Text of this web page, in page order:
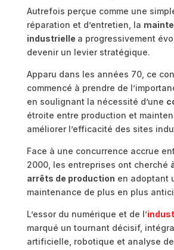
Autrefois perçue comme une
réparation et d’entretien, la
industrielle a progressivement
devenir un levier stratégique.
Apparu dans les années 70, ce
commencé à prendre de
en soulignant la nécessité d’une
étroite entre production et
améliorer l’efficacité des sites
Face à une concurrence accrue
2000, les entreprises ont cherché
arrêts de production en adoptant
maintenance de plus en plus
L’essor du numérique et de l’
marqué un tournant décisif,
artificielle, robotique et analyse